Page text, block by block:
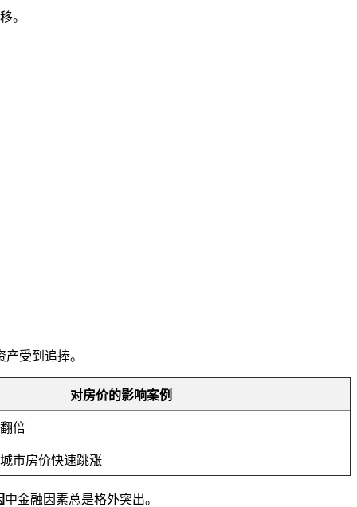
。
受到追捧。
对房价的影响案例
倍
市房价快速跳涨
中金融因素总是格外突出。